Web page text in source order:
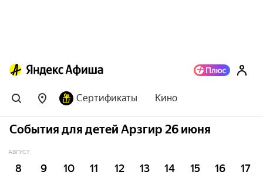
Сертификаты Кино
События для детей Арзгир 26 июня
АВГУСТ
8 9 10 11 12 13 14 15 16 17